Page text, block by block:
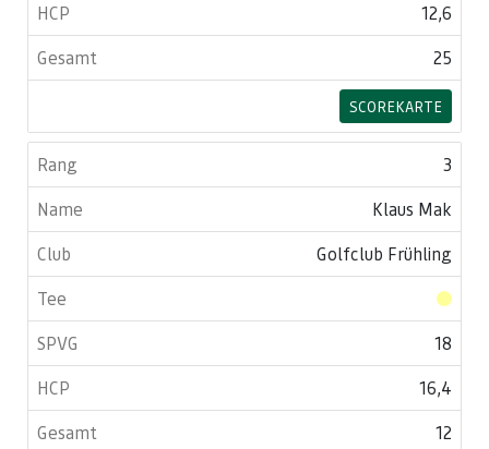
12,6
25
SCOREKARTE
3
Klaus Mak
Golfclub Frühling
18
16,4
12